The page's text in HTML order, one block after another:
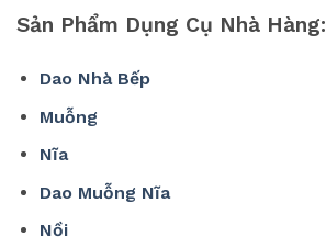
Sản Phẩm Dụng Cụ Nhà Hàng:
Dao Nhà Bếp
Muỗng
Nĩa
Dao Muỗng Nĩa
Nồi